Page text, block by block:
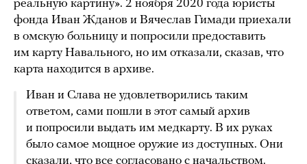
реальную картину». 2 ноября 2020 года юристы
фонда Иван Жданов и Вячеслав Гимади приехали
в омскую больницу и попросили предоставить
им карту Навального, но им отказали, сказав, что
карта находится в архиве.
Иван и Слава не удовлетворились таким
ответом, сами пошли в этот самый архив
и попросили выдать им медкарту. В их руках
было самое мощное оружие из доступных. Они
сказали, что все согласовано с начальством.